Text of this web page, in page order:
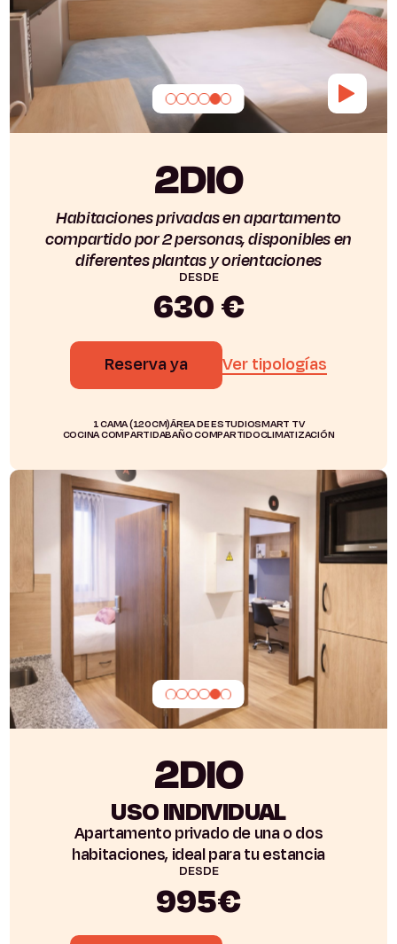
2DIO
Habitaciones privadas en apartamento
compartido por 2 personas, disponibles en
diferentes plantas y orientaciones
DESDE
630 €
Reserva ya Ver tipologías
1 CAMA (120CM)ÁREA DE ESTUDIOSMART TV
COCINA COMPARTIDABAÑO COMPARTIDOCLIMATIZACIÓN
2DIO
USO INDIVIDUAL
Apartamento privado de una o dos
habitaciones, ideal para tu estancia
DESDE
995€